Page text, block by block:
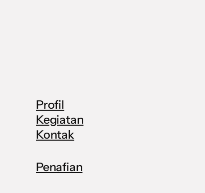
Profil
Kegiatan
Kontak
Penafian